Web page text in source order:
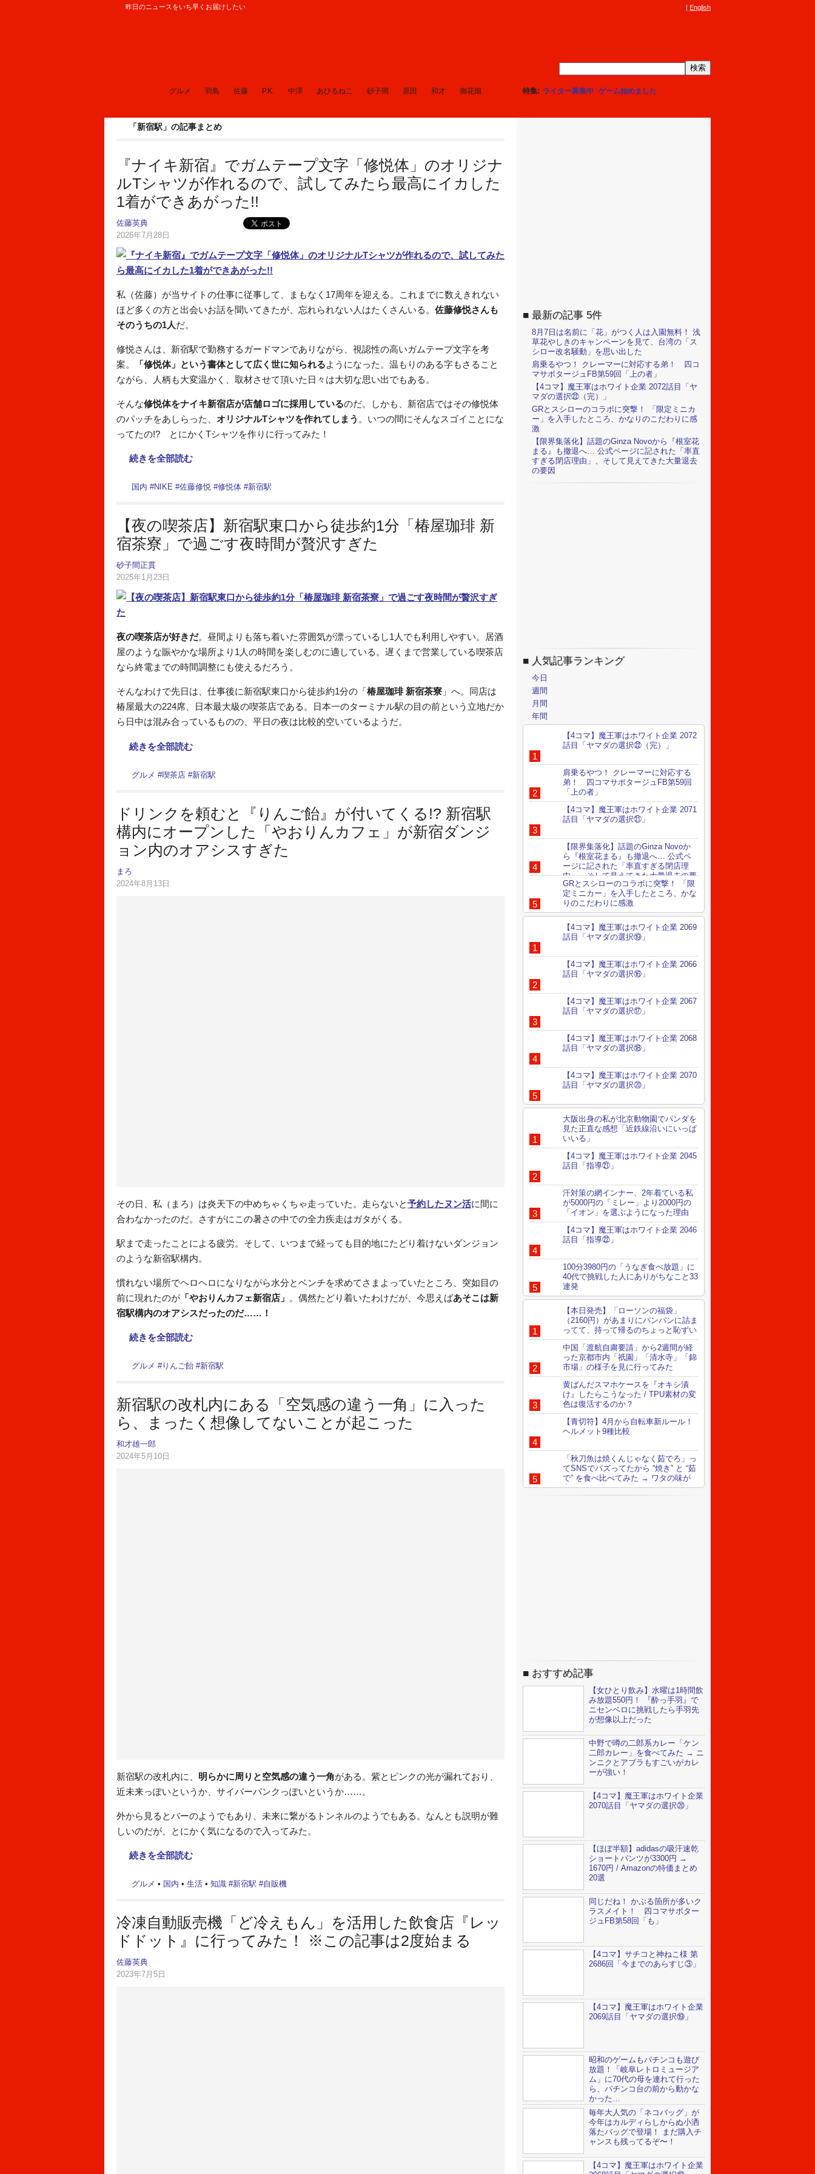
昨日のニュースをいち早くお届けしたい English
グルメ 羽鳥 佐藤 P.K. 中澤 あひるねこ 砂子間 原田 和才 御花畑 特集 ライター募集中 ゲーム始めました
「新宿駅」の記事まとめ
『ナイキ新宿』でガムテープ文字「修悦体」のオリジナ
ルTシャツが作れるので、試してみたら最高にイカした
1着ができあがった!!
佐藤英典
2026年7月28日
私（佐藤）が当サイトの仕事に従事して、まもなく17周年を迎える。これまでに数えきれない
ほど多くの方と出会いお話を聞いてきたが、忘れられない人はたくさんいる。 佐藤修悦さんも
そのうちの1人だ。
修悦さんは、新宿駅で勤務するガードマンでありながら、視認性の高いガムテープ文字を考
案。
「修悦体」という書体として広く世に知られるようになった。温もりのある字もさること
ながら、人柄も大変温かく、取材させて頂いた日々は大切な思い出でもある。
そんな修悦体をナイキ新宿店が店舗ロゴに採用しているのだ。しかも、新宿店ではその修悦体
のパッチをあしらった、 オリジナルTシャツを作れてしまう 。いつの間にそんなスゴイことにな
ってたの!? とにかくTシャツを作りに行ってみた！
続きを全部読む
国内 #NIKE #佐藤修悦 #修悦体 #新宿駅
【夜の喫茶店】新宿駅東口から徒歩約1分「椿屋珈琲 新
宿茶寮」で過ごす夜時間が贅沢すぎた
砂子間正貫
2025年1月23日
夜の喫茶店が好きだ。昼間よりも落ち着いた雰囲気が漂っているし1人でも利用しやすい。居酒
屋のような賑やかな場所より1人の時間を楽しむのに適している。遅くまで営業している喫茶店
なら終電までの時間調整にも使えるだろう。
そんなわけで先日は、仕事後に新宿駅東口から徒歩約1分の「 椿屋珈琲 新宿茶寮 」へ。同店は
椿屋最大の224席、日本最大級の喫茶店である。日本一のターミナル駅の目の前という立地だか
ら日中は混み合っているものの、平日の夜は比較的空いているようだ。
続きを全部読む
グルメ #喫茶店 #新宿駅
ドリンクを頼むと『りんご飴』が付いてくる!? 新宿駅
構内にオープンした「やおりんカフェ」が新宿ダンジ
ョン内のオアシスすぎた
まろ
2024年8月13日
その日、私（まろ）は炎天下の中めちゃくちゃ走っていた。走らないと予約したヌン活に間に
合わなかったのだ。さすがにこの暑さの中での全力疾走はガタがくる。
駅まで走ったことによる疲労。そして、いつまで経っても目的地にたどり着けないダンジョン
のような新宿駅構内。
慣れない場所でヘロヘロになりながら水分とベンチを求めてさまよっていたところ、突如目の
前に現れたのが 「やおりんカフェ️新宿店」 。偶然たどり着いたわけだが、今思えばあそこは新
宿駅構内のオアシスだったのだ……！
続きを全部読む
グルメ #りんご飴 #新宿駅
新宿駅の改札内にある「空気感の違う一角」に入った
ら、まったく想像してないことが起こった
和才雄一郎
2024年5月10日
新宿駅の改札内に、 明らかに周りと空気感の違う一角がある。紫とピンクの光が漏れており、
近未来っぽいというか、サイバーパンクっぽいというか……。
外から見るとバーのようでもあり、未来に繋がるトンネルのようでもある。なんとも説明が難
しいのだが、とにかく気になるので入ってみた。
続きを全部読む
グルメ • 国内 • 生活 • 知識 #新宿駅 #自販機
冷凍自動販売機「ど冷えもん」を活用した飲食店『レッ
ドドット』に行ってみた！ ※この記事は2度始まる
佐藤英典
2023年7月5日
最新の記事 5件
8月7日は名前に「花」がつく人は入園無料！ 浅
草花やしきのキャンペーンを見て、台湾の「ス
シロー改名騒動」を思い出した
肩乗るやつ！ クレーマーに対応する弟！ 四コ
マサボタージュFB第59回「上の者」
【4コマ】魔王軍はホワイト企業 2072話目「ヤ
マダの選択㉒（完）」
GRとスシローのコラボに突撃！ 「限定ミニカ
ー」を入手したところ、かなりのこだわりに感
激
【限界集落化】話題のGinza Novoから『根室花
まる』も撤退へ… 公式ページに記された「率直
すぎる閉店理由」、そして見えてきた大量退去
の要因
人気記事ランキング
今日
週間
月間
年間
【4コマ】魔王軍はホワイト企業 2072
話目「ヤマダの選択㉒（完）」
肩乗るやつ！ クレーマーに対応する
弟！ 四コマサボタージュFB第59回
「上の者」
【4コマ】魔王軍はホワイト企業 2071
話目「ヤマダの選択㉑」
【限界集落化】話題のGinza Novoか
ら『根室花まる』も撤退へ… 公式ペ
ージに記された「率直すぎる閉店理
由」、そして見えてきた大量退去の要
GRとスシローのコラボに突撃！ 「限
定ミニカー」を入手したところ、かな
りのこだわりに感激
【4コマ】魔王軍はホワイト企業 2069
話目「ヤマダの選択⑲」
【4コマ】魔王軍はホワイト企業 2066
話目「ヤマダの選択⑯」
【4コマ】魔王軍はホワイト企業 2067
話目「ヤマダの選択⑰」
【4コマ】魔王軍はホワイト企業 2068
話目「ヤマダの選択⑱」
【4コマ】魔王軍はホワイト企業 2070
話目「ヤマダの選択⑳」
大阪出身の私が北京動物園でパンダを
見た正直な感想「近鉄線沿いにいっぱ
いいる」
【4コマ】魔王軍はホワイト企業 2045
話目「指導㉑」
汗対策の網インナー、2年着ている私
が5000円の「ミレー」より2000円の
「イオン」を選ぶようになった理由
【4コマ】魔王軍はホワイト企業 2046
話目「指導㉒」
100分3980円の「うなぎ食べ放題」に
40代で挑戦した人にありがちなこと33
連発
【本日発売】「ローソンの福袋」
（2160円）があまりにパンパンに詰ま
ってて、持って帰るのちょっと恥ずい
中国「渡航自粛要請」から2週間が経
った京都市内「祇園」「清水寺」「錦
市場」の様子を見に行ってみた
黄ばんだスマホケースを『オキシ漬
け』したらこうなった / TPU素材の変
色は復活するのか？
【青切符】4月から自転車新ルール！
ヘルメット9種比較
「秋刀魚は焼くんじゃなく茹でろ」っ
てSNSでバズってたから “焼き” と “茹
で” を食べ比べてみた → ワタの味が
変わってる！
おすすめ記事
【女ひとり飲み】水曜は1時間飲
み放題550円！ 『酔っ手羽』で
ニセンベロに挑戦したら手羽先
が想像以上だった
中野で噂の二郎系カレー「ケン
二郎カレー」を食べてみた → ニ
ンニクとアブラもすごいがカレ
ーが強い！
【4コマ】魔王軍はホワイト企業
2070話目「ヤマダの選択⑳」
【ほぼ半額】adidasの吸汗速乾
ショートパンツが3300円 →
1670円 / Amazonの特価まとめ
20選
同じだね！ かぶる箇所が多いク
ラスメイト！ 四コマサボター
ジュFB第58回「も」
【4コマ】サチコと神ねこ様 第
2686回「今までのあらすじ③」
【4コマ】魔王軍はホワイト企業
2069話目「ヤマダの選択⑲」
昭和のゲームもパチンコも遊び
放題！「岐阜レトロミュージア
ム」に70代の母を連れて行った
ら、パチンコ台の前から動かな
かった…
毎年大人気の「ネコバッグ」が
今年はカルディらしからぬ小洒
落たバッグで登場！ まだ購入チ
ャンスも残ってるぞ〜！
【4コマ】魔王軍はホワイト企業